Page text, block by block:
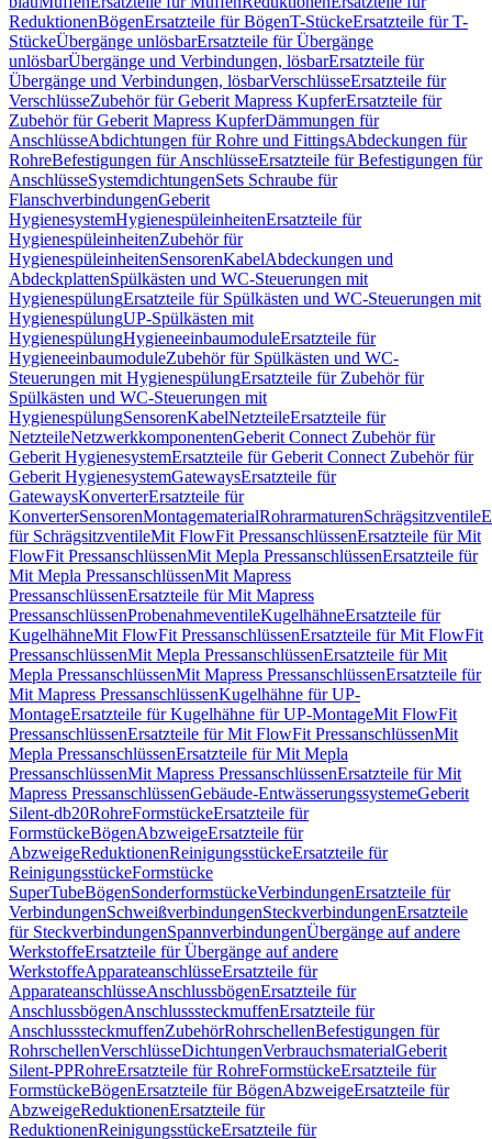
ReduktionenBögenErsatzteile für BögenT-StückeErsatzteile für T-
StückeÜbergänge unlösbarErsatzteile für Übergänge
unlösbarÜbergänge und Verbindungen, lösbarErsatzteile für
Übergänge und Verbindungen, lösbarVerschlüsseErsatzteile für
VerschlüsseZubehör für Geberit Mapress KupferErsatzteile für
Zubehör für Geberit Mapress KupferDämmungen für
AnschlüsseAbdichtungen für Rohre und FittingsAbdeckungen für
RohreBefestigungen für AnschlüsseErsatzteile für Befestigungen für
AnschlüsseSystemdichtungenSets Schraube für
FlanschverbindungenGeberit
HygienesystemHygienespüleinheitenErsatzteile für
HygienespüleinheitenZubehör für
HygienespüleinheitenSensorenKabelAbdeckungen und
AbdeckplattenSpülkästen und WC-Steuerungen mit
HygienespülungErsatzteile für Spülkästen und WC-Steuerungen mit
HygienespülungUP-Spülkästen mit
HygienespülungHygieneeinbaumoduleErsatzteile für
HygieneeinbaumoduleZubehör für Spülkästen und WC-
Steuerungen mit HygienespülungErsatzteile für Zubehör für
Spülkästen und WC-Steuerungen mit
HygienespülungSensorenKabelNetzteileErsatzteile für
NetzteileNetzwerkkomponentenGeberit Connect Zubehör für
Geberit HygienesystemErsatzteile für Geberit Connect Zubehör für
Geberit HygienesystemGatewaysErsatzteile für
GatewaysKonverterErsatzteile für
KonverterSensorenMontagematerialRohrarmaturenSchrägsitzventile
für SchrägsitzventileMit FlowFit PressanschlüssenErsatzteile für Mit
FlowFit PressanschlüssenMit Mepla PressanschlüssenErsatzteile für
Mit Mepla PressanschlüssenMit Mapress
PressanschlüssenErsatzteile für Mit Mapress
PressanschlüssenProbenahmeventileKugelhähneErsatzteile für
KugelhähneMit FlowFit PressanschlüssenErsatzteile für Mit FlowFit
PressanschlüssenMit Mepla PressanschlüssenErsatzteile für Mit
Mepla PressanschlüssenMit Mapress PressanschlüssenErsatzteile für
Mit Mapress PressanschlüssenKugelhähne für UP-
MontageErsatzteile für Kugelhähne für UP-MontageMit FlowFit
PressanschlüssenErsatzteile für Mit FlowFit PressanschlüssenMit
Mepla PressanschlüssenErsatzteile für Mit Mepla
PressanschlüssenMit Mapress PressanschlüssenErsatzteile für Mit
Mapress PressanschlüssenGebäude-EntwässerungssystemeGeberit
Silent-db20RohreFormstückeErsatzteile für
FormstückeBögenAbzweigeErsatzteile für
AbzweigeReduktionenReinigungsstückeErsatzteile für
ReinigungsstückeFormstücke
SuperTubeBögenSonderformstückeVerbindungenErsatzteile für
VerbindungenSchweißverbindungenSteckverbindungenErsatzteile
für SteckverbindungenSpannverbindungenÜbergänge auf andere
WerkstoffeErsatzteile für Übergänge auf andere
WerkstoffeApparateanschlüsseErsatzteile für
ApparateanschlüsseAnschlussbögenErsatzteile für
AnschlussbögenAnschlusssteckmuffenErsatzteile für
AnschlusssteckmuffenZubehörRohrschellenBefestigungen für
RohrschellenVerschlüsseDichtungenVerbrauchsmaterialGeberit
Silent-PPRohreErsatzteile für RohreFormstückeErsatzteile für
FormstückeBögenErsatzteile für BögenAbzweigeErsatzteile für
AbzweigeReduktionenErsatzteile für
ReduktionenReinigungsstückeErsatzteile für